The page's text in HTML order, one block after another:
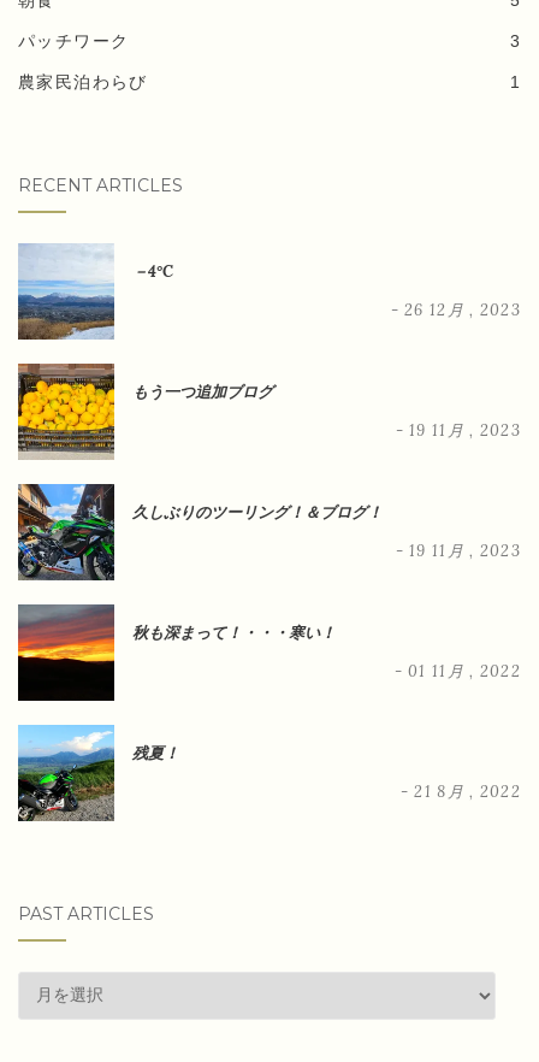
パッチワーク 3
農家民泊わらび 1
RECENT ARTICLES
－4°C
- 26 12月 , 2023
もう一つ追加ブログ
- 19 11月 , 2023
久しぶりのツーリング！＆ブログ！
- 19 11月 , 2023
秋も深まって！・・・寒い！
- 01 11月 , 2022
残夏！
- 21 8月 , 2022
PAST ARTICLES
past
articles